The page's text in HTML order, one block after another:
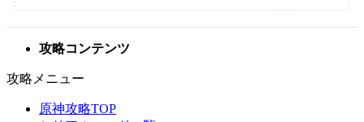
攻略コンテンツ
攻略メニュー
原神攻略TOP